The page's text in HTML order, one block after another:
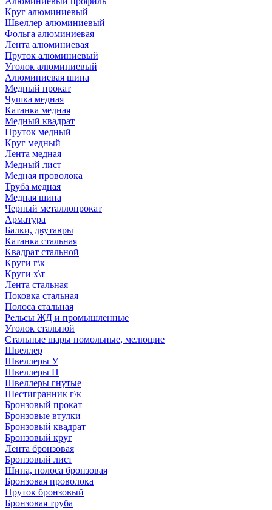
Круг алюминиевый
Швеллер алюминиевый
Фольга алюминиевая
Лента алюминиевая
Пруток алюминиевый
Уголок алюминиевый
Алюминиевая шина
Медный прокат
Чушка медная
Катанка медная
Медный квадрат
Пруток медный
Круг медный
Лента медная
Медный лист
Медная проволока
Труба медная
Медная шина
Черный металлопрокат
Арматура
Балки, двутавры
Катанка стальная
Квадрат стальной
Круги г\к
Круги х\т
Лента стальная
Поковка стальная
Полоса стальная
Рельсы ЖД и промышленные
Уголок стальной
Стальные шары помольные, мелющие
Швеллер
Швеллеры У
Швеллеры П
Швеллеры гнутые
Шестигранник г\к
Бронзовый прокат
Бронзовые втулки
Бронзовый квадрат
Бронзовый круг
Лента бронзовая
Бронзовый лист
Шина, полоса бронзовая
Бронзовая проволока
Пруток бронзовый
Бронзовая труба